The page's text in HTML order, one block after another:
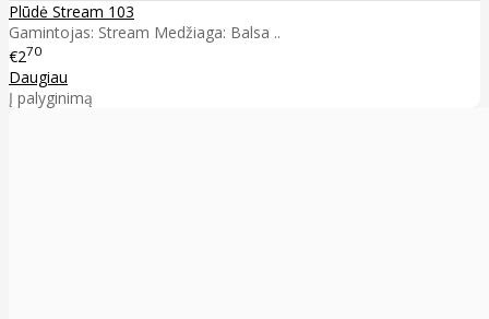
Plūdė Stream 103
Gamintojas: Stream Medžiaga: Balsa ..
€270
Daugiau
Į palyginimą